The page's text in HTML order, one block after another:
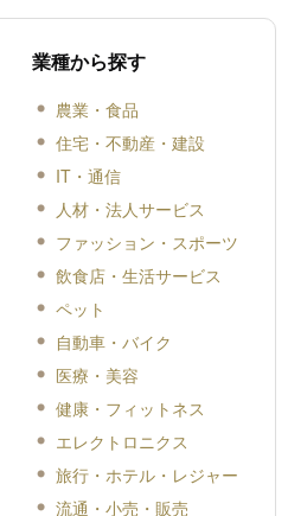
業種から探す
農業・食品
住宅・不動産・建設
IT・通信
人材・法人サービス
ファッション・スポーツ
飲食店・生活サービス
ペット
自動車・バイク
医療・美容
健康・フィットネス
エレクトロニクス
旅行・ホテル・レジャー
流通・小売・販売